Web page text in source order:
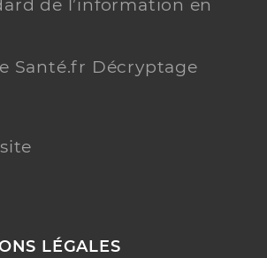
de l’information en
Santé.fr Décryptage
LÉGALES